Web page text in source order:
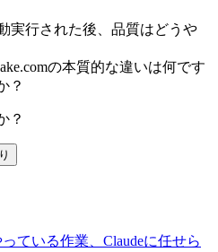
実行された後、品質はどうや
の本質的な違いは何です
？
？
ている作業、Claudeに任せら